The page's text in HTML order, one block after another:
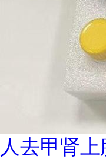
人去甲肾